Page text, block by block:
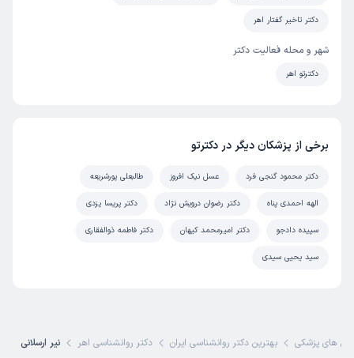
برای جلسات نوروفیدبک میریم و منتظر نتیجه درمانیم، بخدا
نیر
این پزشک را پیشنهاد میکنم
میشود
دکتر تاخیر گفتار اهر
شهر و محله فعالیت دکتر
دکترتو اهر
برخی از پزشکان دیگر در دکترتو
دکتر محمود گنجی فرد عسل نیک افروز طالبعلی پورشریعه
الهه احمدی پناه دکتر رضوان درویش نژاد دکتر پریسا یزدی
سپیده دادجو دکتر امیرمحمد کیهان دکتر فاطمه ذوالفقاری
سید یحیی سیدی
های پزشکی بهترین دکتر روانشناسی ایران دکتر روانشناسی اهر نیر ارسلانی